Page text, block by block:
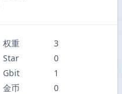
权重
3
Star
0
Gbit
1
金币
0